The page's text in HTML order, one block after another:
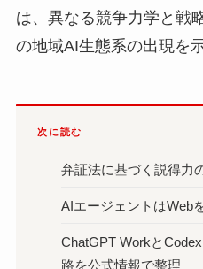
は、異なる競争力学と戦
の地域AI生態系の出現を
次に読む
弁証法に基づく説得力
AIエージェントはWeb
ChatGPT Workと
路を公式情報で整理